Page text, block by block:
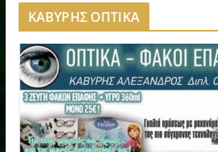
ΚΑΒΥΡΗΣ ΟΠΤΙΚΑ